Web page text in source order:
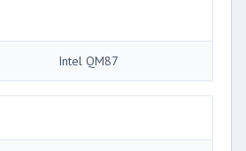
Intel QM87